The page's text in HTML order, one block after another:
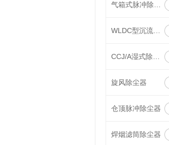
气箱式脉冲除尘器
WLDC型沉流式滤筒除尘器
CCJ/A湿式除尘机组
旋风除尘器
仓顶脉冲除尘器
焊烟滤筒除尘器